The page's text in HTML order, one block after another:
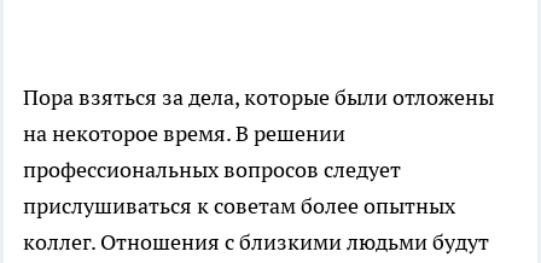
Пора взяться за дела, которые были отложены
на некоторое время. В решении
профессиональных вопросов следует
прислушиваться к советам более опытных
коллег. Отношения с близкими людьми будут